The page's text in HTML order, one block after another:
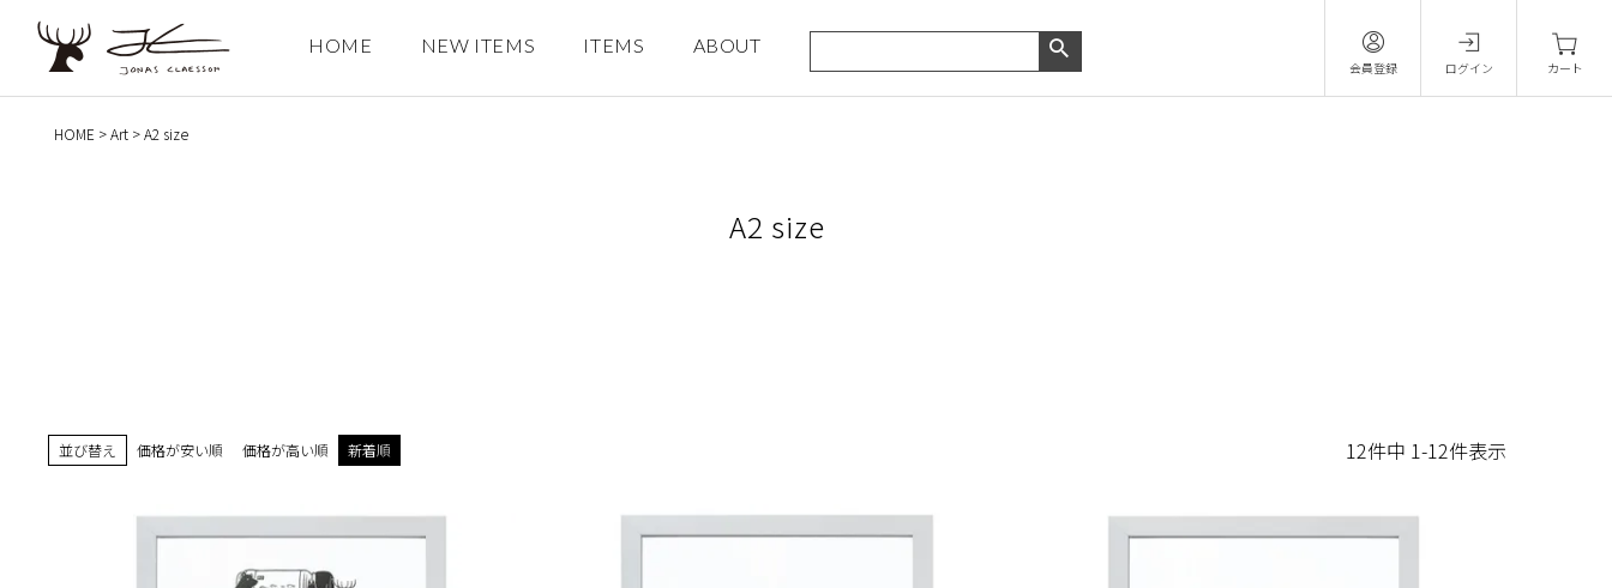
HOME NEW ITEMS ITEMS ABOUT
検索
会員登録 ログイン カート
HOME Art A2 size
A2 size
並び替え 価格が安い順 価格が高い順 新着順 12件中 1-12件表示